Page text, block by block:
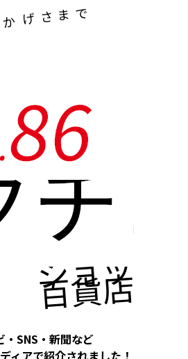
か げ さ ま で
86
チ
ショッピ
百貨店に
・SNS・新聞など